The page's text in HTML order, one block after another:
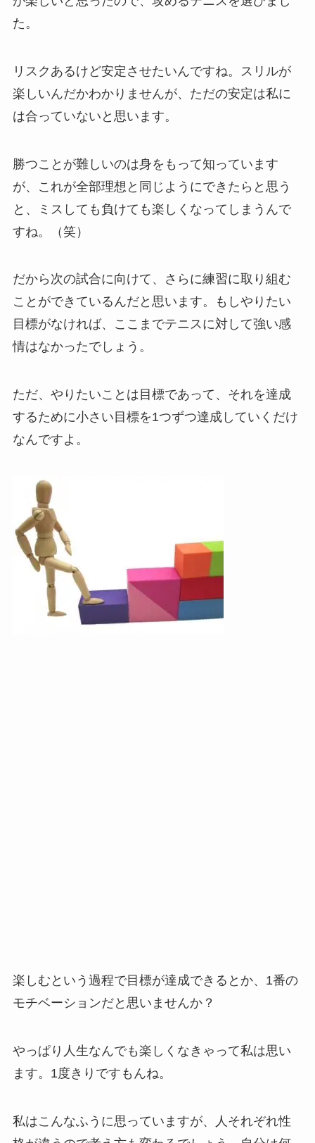
た。
リスクあるけど安定させたいんですね。スリルが
楽しいんだかわかりませんが、ただの安定は私に
は合っていないと思います。
勝つことが難しいのは身をもって知っています
が、これが全部理想と同じようにできたらと思う
と、ミスしても負けても楽しくなってしまうんで
すね。（笑）
だから次の試合に向けて、さらに練習に取り組む
ことができているんだと思います。もしやりたい
目標がなければ、ここまでテニスに対して強い感
情はなかったでしょう。
ただ、やりたいことは目標であって、それを達成
するために小さい目標を1つずつ達成していくだけ
なんですよ。
楽しむという過程で目標が達成できるとか、1番の
モチベーションだと思いませんか？
やっぱり人生なんでも楽しくなきゃって私は思い
ます。1度きりですもんね。
私はこんなふうに思っていますが、人それぞれ性